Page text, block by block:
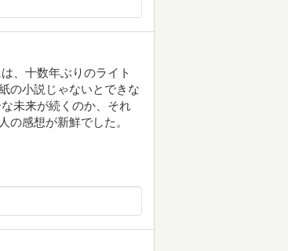
、十数年ぶりのライト
の小説じゃないとできな
未来が続くのか、それ
感想が新鮮でした。